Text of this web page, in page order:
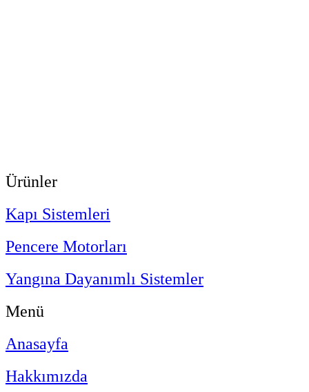
Ürünler
Kapı Sistemleri
Pencere Motorları
Yangına Dayanımlı Sistemler
Menü
Anasayfa
Hakkımızda